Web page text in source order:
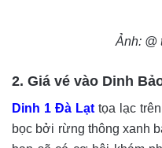
Ảnh: @
2. Giá vé vào Dinh
Dinh 1 Đà Lạttọa lạc
bọc bởi rừng thông xanh